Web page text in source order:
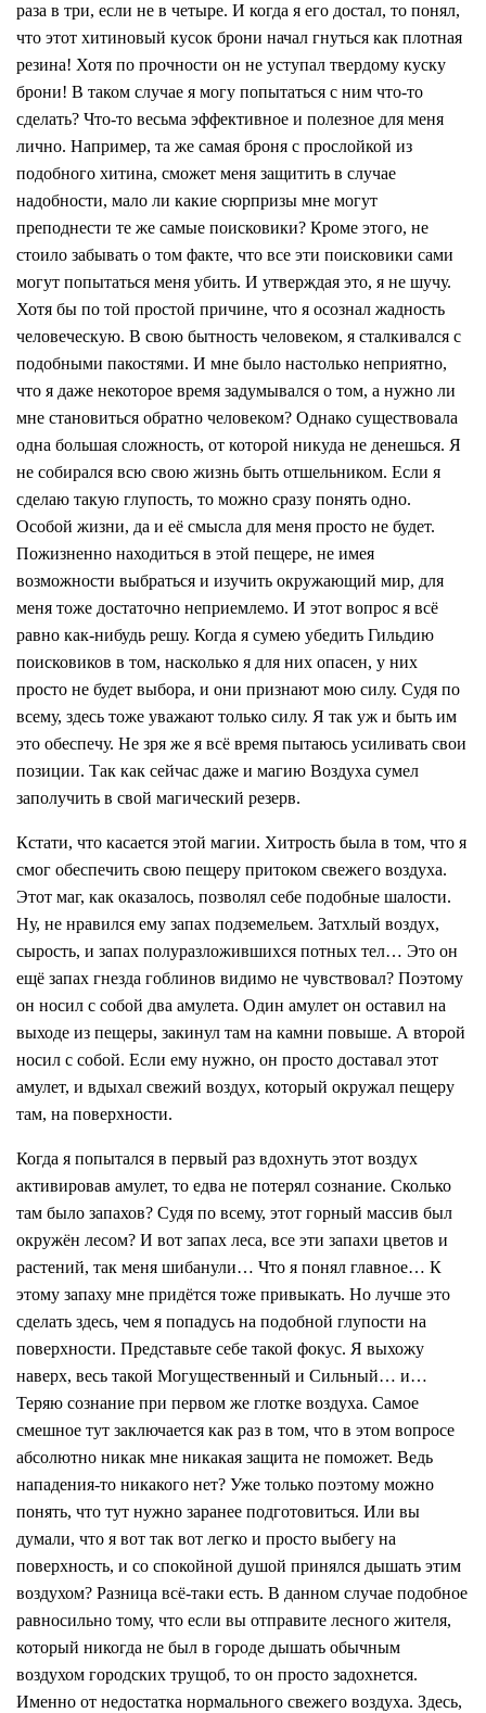
раза в три, если не в четыре. И когда я его достал, то понял,
что этот хитиновый кусок брони начал гнуться как плотная
резина! Хотя по прочности он не уступал твердому куску
брони! В таком случае я могу попытаться с ним что-то
сделать? Что-то весьма эффективное и полезное для меня
лично. Например, та же самая броня с прослойкой из
подобного хитина, сможет меня защитить в случае
надобности, мало ли какие сюрпризы мне могут
преподнести те же самые поисковики? Кроме этого, не
стоило забывать о том факте, что все эти поисковики сами
могут попытаться меня убить. И утверждая это, я не шучу.
Хотя бы по той простой причине, что я осознал жадность
человеческую. В свою бытность человеком, я сталкивался с
подобными пакостями. И мне было настолько неприятно,
что я даже некоторое время задумывался о том, а нужно ли
мне становиться обратно человеком? Однако существовала
одна большая сложность, от которой никуда не денешься. Я
не собирался всю свою жизнь быть отшельником. Если я
сделаю такую глупость, то можно сразу понять одно.
Особой жизни, да и её смысла для меня просто не будет.
Пожизненно находиться в этой пещере, не имея
возможности выбраться и изучить окружающий мир, для
меня тоже достаточно неприемлемо. И этот вопрос я всё
равно как-нибудь решу. Когда я сумею убедить Гильдию
поисковиков в том, насколько я для них опасен, у них
просто не будет выбора, и они признают мою силу. Судя по
всему, здесь тоже уважают только силу. Я так уж и быть им
это обеспечу. Не зря же я всё время пытаюсь усиливать свои
позиции. Так как сейчас даже и магию Воздуха сумел
заполучить в свой магический резерв.
Кстати, что касается этой магии. Хитрость была в том, что я
смог обеспечить свою пещеру притоком свежего воздуха.
Этот маг, как оказалось, позволял себе подобные шалости.
Ну, не нравился ему запах подземельем. Затхлый воздух,
сырость, и запах полуразложившихся потных тел… Это он
ещё запах гнезда гоблинов видимо не чувствовал? Поэтому
он носил с собой два амулета. Один амулет он оставил на
выходе из пещеры, закинул там на камни повыше. А второй
носил с собой. Если ему нужно, он просто доставал этот
амулет, и вдыхал свежий воздух, который окружал пещеру
там, на поверхности.
Когда я попытался в первый раз вдохнуть этот воздух
активировав амулет, то едва не потерял сознание. Сколько
там было запахов? Судя по всему, этот горный массив был
окружён лесом? И вот запах леса, все эти запахи цветов и
растений, так меня шибанули… Что я понял главное… К
этому запаху мне придётся тоже привыкать. Но лучше это
сделать здесь, чем я попадусь на подобной глупости на
поверхности. Представьте себе такой фокус. Я выхожу
наверх, весь такой Могущественный и Сильный… и…
Теряю сознание при первом же глотке воздуха. Самое
смешное тут заключается как раз в том, что в этом вопросе
абсолютно никак мне никакая защита не поможет. Ведь
нападения-то никакого нет? Уже только поэтому можно
понять, что тут нужно заранее подготовиться. Или вы
думали, что я вот так вот легко и просто выбегу на
поверхность, и со спокойной душой принялся дышать этим
воздухом? Разница всё-таки есть. В данном случае подобное
равносильно тому, что если вы отправите лесного жителя,
который никогда не был в городе дышать обычным
воздухом городских трущоб, то он просто задохнется.
Именно от недостатка нормального свежего воздуха. Здесь,